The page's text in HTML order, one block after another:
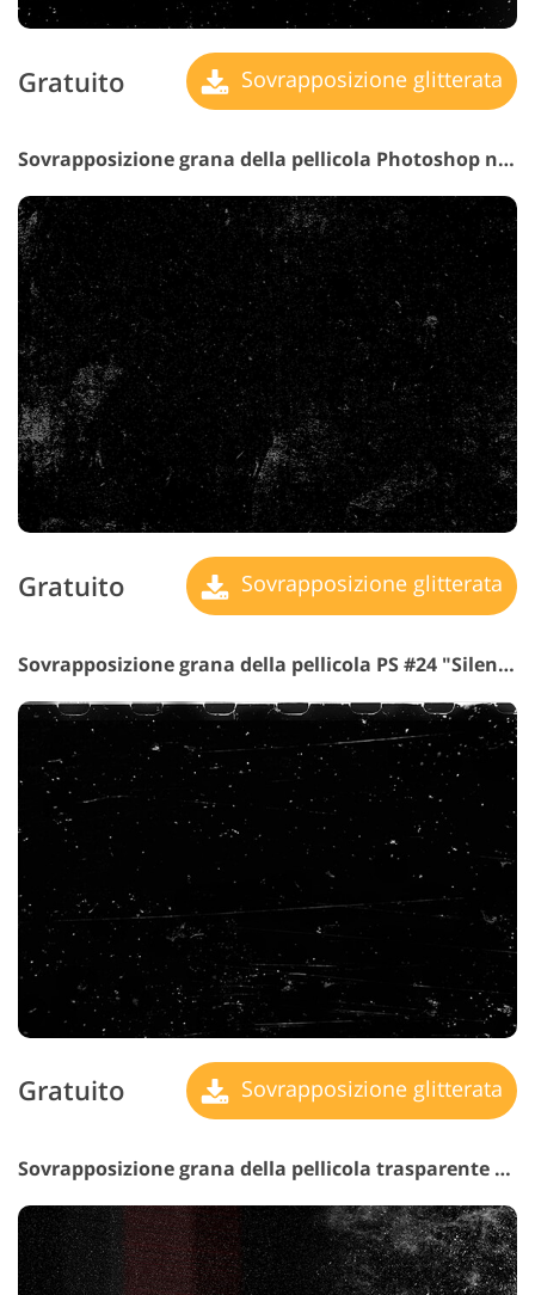
Gratuito Sovrapposizione glitterata
Sovrapposizione grana della pellicola Photoshop n. 23 "Art Nouveau"
Gratuito Sovrapposizione glitterata
Sovrapposizione grana della pellicola PS #24 "Silent Travelogue"
Gratuito Sovrapposizione glitterata
Sovrapposizione grana della pellicola trasparente n. 25 "Meditation on Disappearance"